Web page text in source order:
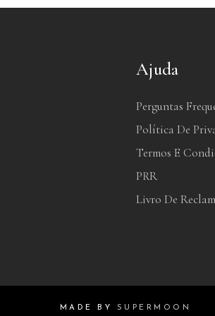
Ajuda
Perguntas
Política De
Termos E
PRR
Livro De
MADE BY SUPERMOON